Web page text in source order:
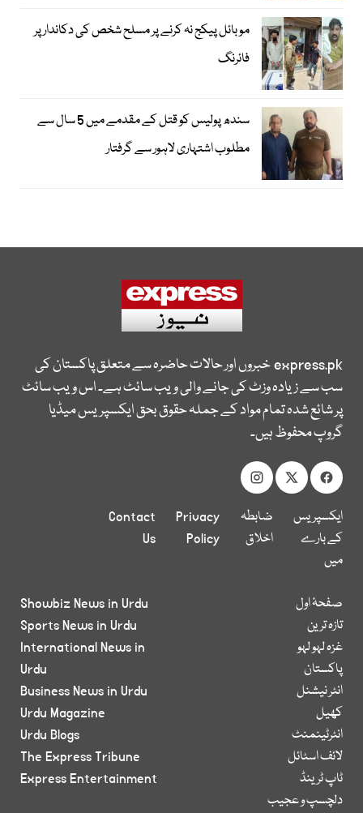
موبائل پیکج نہ کرنے پر مسلح شخص کی دکاندار پر
فائرنگ
سندھ پولیس کو قتل کے مقدمے میں 5 سال سے
مطلوب اشتہاری لاہور سے گرفتار
express.pkخبروں اور حالات حاضرہ سے متعلق پاکستان کی
سب سے زیادہ وزٹ کی جانے والی ویب سائٹ ہے۔ اس ویب سائٹ
پر شائع شدہ تمام مواد کے جملہ حقوق بحق ایکسپریس میڈیا
گروپ محفوظ ہیں۔
ایکسپریس
کے بارے
میں
ضابطہ
اخلاق
Privacy
Policy
Contact
Us
صفحۂ اول
تازہ ترین
غزہ لہو لہو
پاکستان
انٹر نیشنل
کھیل
انٹرٹینمنٹ
لائف اسٹائل
ٹاپ ٹرینڈ
دلچسپ و عجیب
Showbiz News in Urdu
Sports News in Urdu
International News in
Urdu
Business News in Urdu
Urdu Magazine
Urdu Blogs
The Express Tribune
Express Entertainment